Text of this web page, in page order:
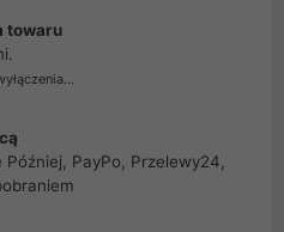
towaru
Później, PayPo, Przelewy24,